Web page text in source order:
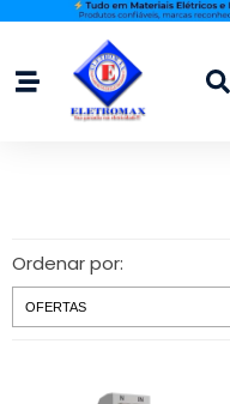
Ordenar por: